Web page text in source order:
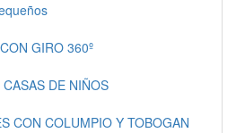
GIRO 360º
DE NIÑOS
CON COLUMPIO Y TOBOGAN